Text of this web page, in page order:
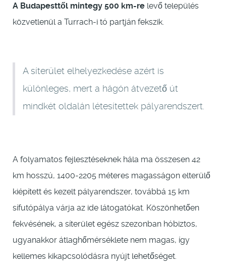
A Budapesttől mintegy 500 km-re levő település
közvetlenül a Turrach-i tó partján fekszik.
A síterület elhelyezkedése azért is
különleges, mert a hágón átvezető út
mindkét oldalán létesítettek pályarendszert.
A folyamatos fejlesztéseknek hála ma összesen 42
km hosszú, 1400-2205 méteres magasságon elterülő
kiépített és kezelt pályarendszer, továbbá 15 km
sífutópálya várja az ide látogatókat. Köszönhetően
fekvésének, a síterület egész szezonban hóbiztos,
ugyanakkor átlaghőmérséklete nem magas, így
kellemes kikapcsolódásra nyújt lehetőséget.